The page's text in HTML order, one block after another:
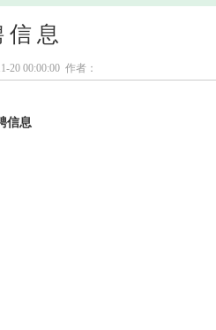
信 息
20 00:00:00 作者：
信息